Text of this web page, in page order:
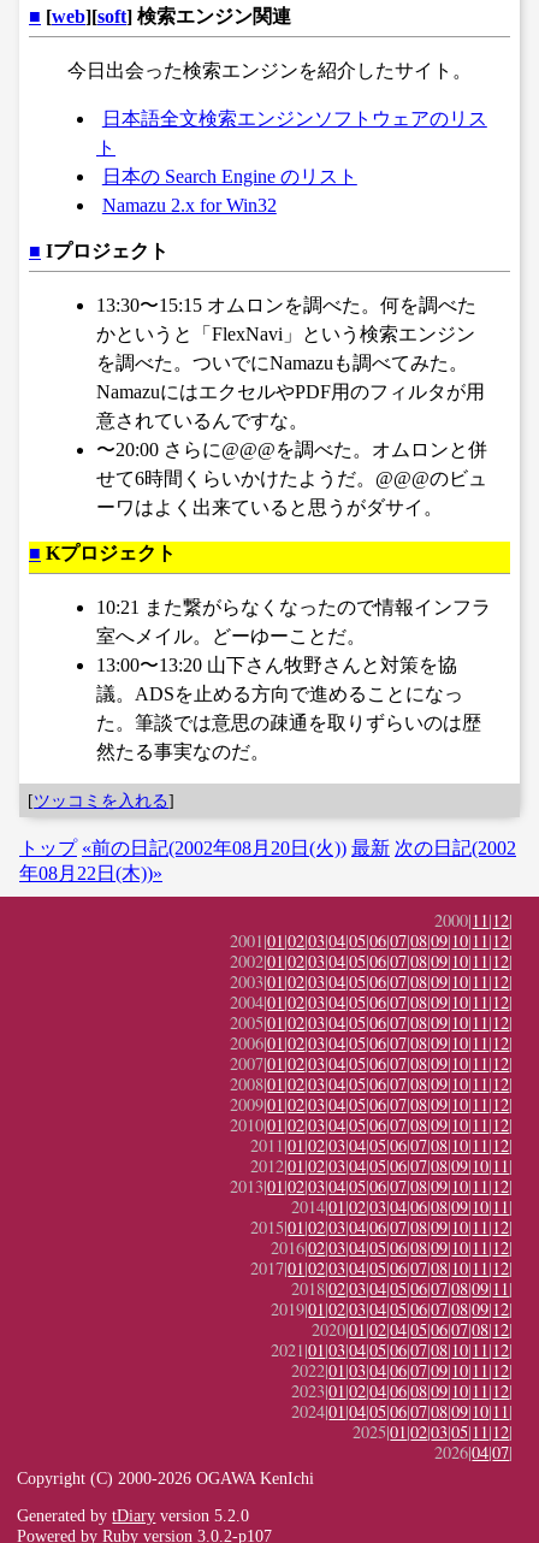
■ [web][soft] 検索エンジン関連
今日出会った検索エンジンを紹介したサイト。
日本語全文検索エンジンソフトウェアのリス
ト
日本の Search Engine のリスト
Namazu 2.x for Win32
■ Iプロジェクト
13:30〜15:15 オムロンを調べた。何を調べた
かというと「FlexNavi」という検索エンジン
を調べた。ついでにNamazuも調べてみた。
NamazuにはエクセルやPDF用のフィルタが用
意されているんですな。
〜20:00 さらに@@@を調べた。オムロンと併
せて6時間くらいかけたようだ。@@@のビュ
ーワはよく出来ていると思うがダサイ。
■ Kプロジェクト
10:21 また繋がらなくなったので情報インフラ
室へメイル。どーゆーことだ。
13:00〜13:20 山下さん牧野さんと対策を協
議。ADSを止める方向で進めることになっ
た。筆談では意思の疎通を取りずらいのは歴
然たる事実なのだ。
[ツッコミを入れる]
トップ «前の日記(2002年08月20日(火)) 最新 次の日記(2002
年08月22日(木))»
2000|11|12|
2001|01|02|03|04|05|06|07|08|09|10|11|12|
2002|01|02|03|04|05|06|07|08|09|10|11|12|
2003|01|02|03|04|05|06|07|08|09|10|11|12|
2004|01|02|03|04|05|06|07|08|09|10|11|12|
2005|01|02|03|04|05|06|07|08|09|10|11|12|
2006|01|02|03|04|05|06|07|08|09|10|11|12|
2007|01|02|03|04|05|06|07|08|09|10|11|12|
2008|01|02|03|04|05|06|07|08|09|10|11|12|
2009|01|02|03|04|05|06|07|08|09|10|11|12|
2010|01|02|03|04|05|06|07|08|09|10|11|12|
2011|01|02|03|04|05|06|07|08|10|11|12|
2012|01|02|03|04|05|06|07|08|09|10|11|
2013|01|02|03|04|05|06|07|08|09|10|11|12|
2014|01|02|03|04|06|08|09|10|11|
2015|01|02|03|04|06|07|08|09|10|11|12|
2016|02|03|04|05|06|08|09|10|11|12|
2017|01|02|03|04|05|06|07|08|10|11|12|
2018|02|03|04|05|06|07|08|09|11|
2019|01|02|03|04|05|06|07|08|09|12|
2020|01|02|04|05|06|07|08|12|
2021|01|03|04|05|06|07|08|10|11|12|
2022|01|03|04|06|07|09|10|11|12|
2023|01|02|04|06|08|09|10|11|12|
2024|01|04|05|06|07|08|09|10|11|
2025|01|02|03|05|11|12|
2026|04|07|
Copyright (C) 2000-2026 OGAWA KenIchi
Generated bytDiary version 5.2.0
Powered byRuby version 3.0.2-p107